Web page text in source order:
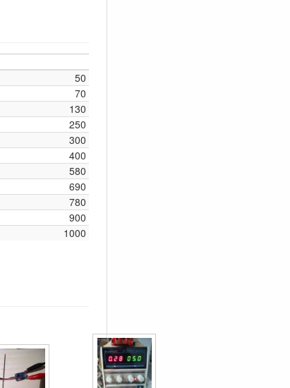
50
70
130
250
300
400
580
690
780
900
1000